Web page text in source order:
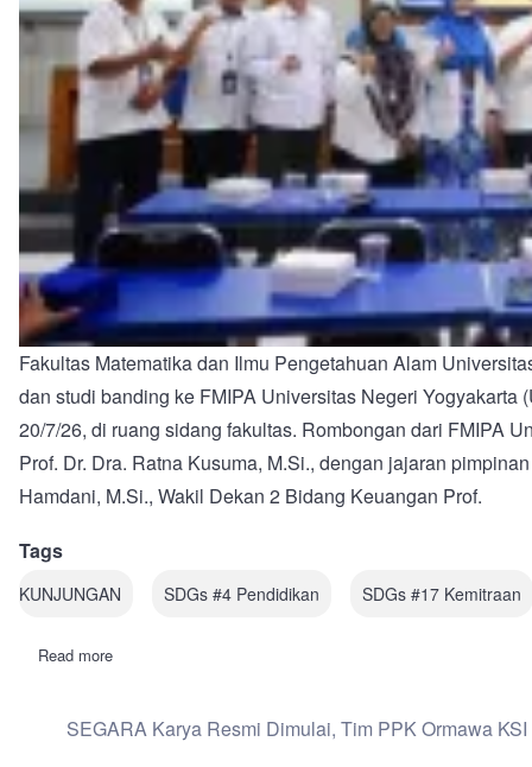
Fakultas Matematika dan Ilmu Pengetahuan Alam
dan studi banding ke FMIPA Universitas Negeri
20/7/26, di ruang sidang fakultas. Rombongan dari FMIPA
Prof. Dr. Dra. Ratna Kusuma, M.Si., dengan jajaran
Hamdani, M.Si., Wakil Dekan 2 Bidang Keuangan Prof.
Tags
KUNJUNGAN SDGs #4 Pendidikan SDGs #17 Kemitraan
Read more
dan
SEGARA Karya Resmi Dimulai, Tim PPK Ormawa